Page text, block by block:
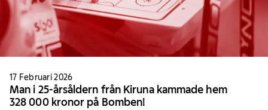
17 Februari 2026
Man i 25-årsåldern från Kiruna kammade hem
328 000 kronor på Bomben!